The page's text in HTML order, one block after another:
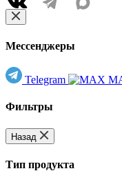
Мессенджеры
Telegram
Фильтры
Назад
Тип продукта